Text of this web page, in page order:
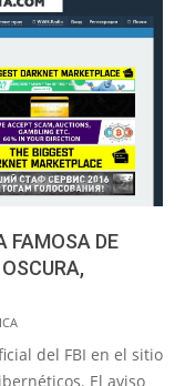
FAMOSA DE
del FBI en el sitio
El aviso